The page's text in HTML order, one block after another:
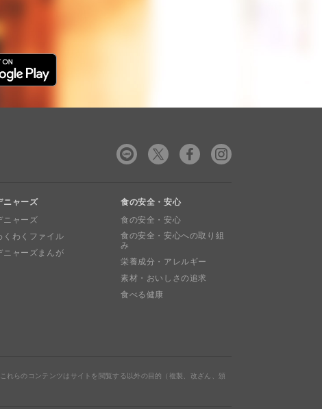
ニャーズ
ニャーズ
くわくファイル
ニャーズまんが
食の安全・安心
食の安全・安心
食の安全・安心への取り組
み
栄養成分・アレルギー
素材・おいしさの追求
食べる健康
らのコンテンツはサイトを閲覧する以外の目的（複製、改ざん、頒